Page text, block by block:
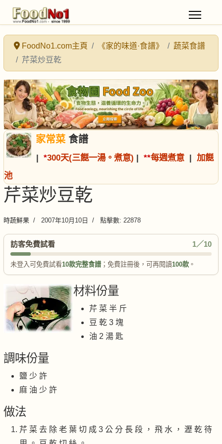
FoodNo1.com主頁 《家的味道·食譜》
蔬菜食譜
芹菜炒豆乾
家常菜食譜
| *300天(三餸一湯。煮意) | **每週煮意 | 加餸
池
芹菜炒豆乾
時蔬鮮果 2007年10月10日 點擊數: 22878
訪客免費試看 1／10
未登入可免費試看10款完整食譜 ；免費註冊後，可再閱讀100款 。
材料份量
芹 菜 半 斤
豆 乾 3 塊
油 2 湯 匙
調味份量
鹽 少 許
麻 油 少 許
做法
芹 菜 去 除 老 葉 切 成 3 公 分 長 段 ， 飛 水 ， 瀝 乾 待